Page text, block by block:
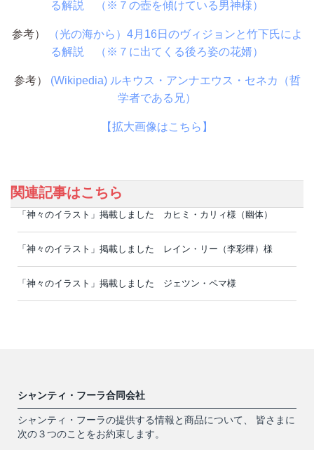
る解説 （※７の壺を傾けている男神様）
参考）
（光の海から）4月16日のヴィジョンと竹下氏によ
る解説 （※７に出てくる後ろ姿の花婿）
参考） (Wikipedia) ルキウス・アンナエウス・セネカ（哲
学者である兄）
【拡大画像はこちら】
関連記事はこちら
「神々のイラスト」掲載しました カヒミ・カリィ様（幽体）
「神々のイラスト」掲載しました レイン・リー（李彩樺）様
「神々のイラスト」掲載しました ジェツン・ペマ様
シャンティ・フーラ合同会社
シャンティ・フーラの提供する情報と商品について、 皆さまに
次の３つのことをお約束します。